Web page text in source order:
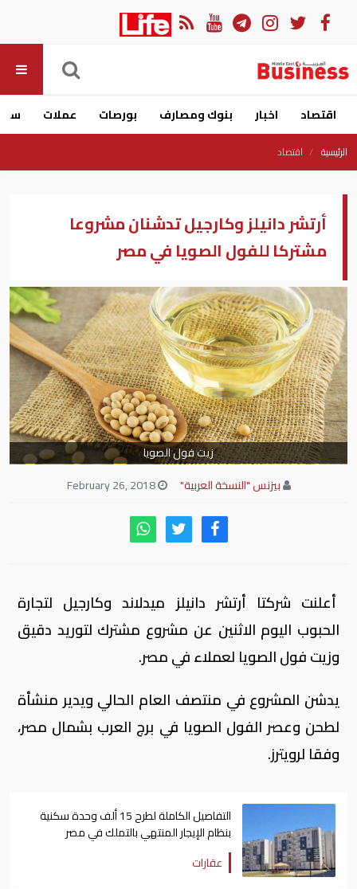
اقتصاد اخبار بنوك ومصارف بورصات عملات
الرئيسية اقتصاد
أرتشر دانيلز وكارجيل تدشنان مشروعا
مشتركا للفول الصويا في مصر
زيت فول الصويا
بيزنس "النسخة العربية"
February 26, 2018
أعلنت شركتا أرتشر دانيلز ميدلاند وكارجيل لتجارة
الحبوب اليوم الاثنين عن مشروع مشترك لتوريد دقيق
وزيت فول الصويا لعملاء في مصر.
يدشن المشروع في منتصف العام الحالي ويدير منشأة
لطحن وعصر الفول الصويا في برج العرب بشمال مصر،
وفقا لرويترز.
التفاصيل الكاملة لطرح 15 ألف وحدة سكنية
بنظام الإيجار المنتهي بالتملك في مصر
عقارات